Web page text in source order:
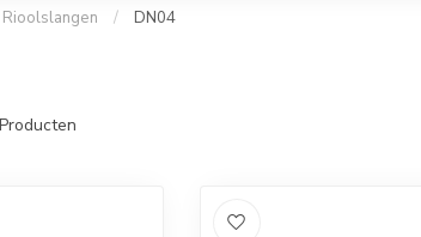
Rioolslangen / DN04
Producten